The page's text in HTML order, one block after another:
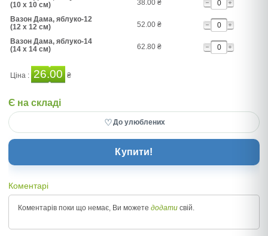
(10 x 10 см)
38.00 ₴
Вазон Дама, яблуко-12
(12 x 12 см)
52.00 ₴
Вазон Дама, яблуко-14
(14 x 14 см)
62.80 ₴
Ціна : 26.00 ₴
Є на складі
♡До улюблених
Купити!
Коментарі
Коментарів поки що немає, Ви можете додати свій.